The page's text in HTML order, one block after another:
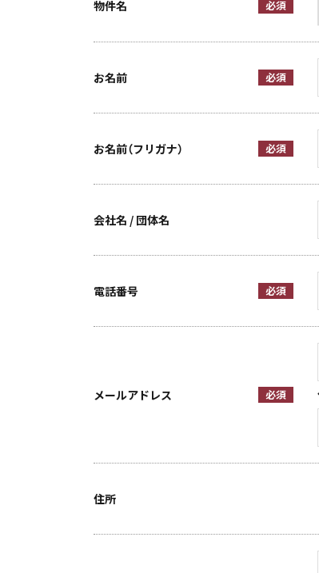
物件名 必須
お名前 必須
お名前（フリガナ） 必須
会社名 / 団体名
電話番号 必須
メールアドレス 必須
住所